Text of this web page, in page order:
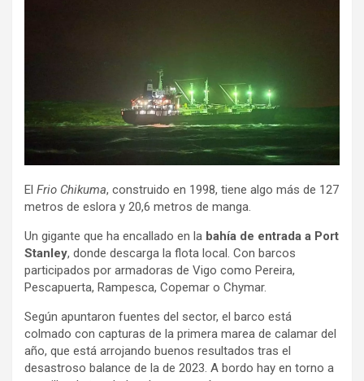
El Frio Chikuma, construido en 1998, tiene algo más de 127
metros de eslora y 20,6 metros de manga.
Un gigante que ha encallado en la bahía de entrada a Port
Stanley, donde descarga la flota local. Con barcos
participados por armadoras de Vigo como Pereira,
Pescapuerta, Rampesca, Copemar o Chymar.
Según apuntaron fuentes del sector, el barco está
colmado con capturas de la primera marea de calamar del
año, que está arrojando buenos resultados tras el
desastroso balance de la de 2023. A bordo hay en torno a